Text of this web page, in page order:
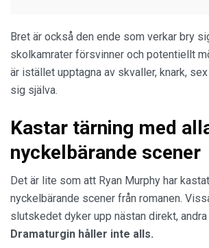
Bret är också den ende som verkar bry
skolkamrater försvinner och potentiellt
är istället upptagna av skvaller, knark,
sig själva.
Kastar tärning med
nyckelbärande scener
Det är lite som att Ryan Murphy har
nyckelbärande scener från romanen.
slutskedet dyker upp nästan direkt,
Dramaturgin håller inte alls.